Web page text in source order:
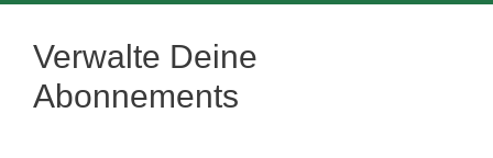
Verwalte Deine
Abonnements